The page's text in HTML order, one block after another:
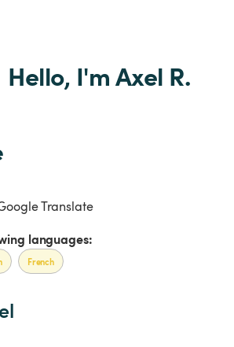
Hello, I'm Axel R.
Translate
languages:
French